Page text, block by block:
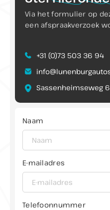
Direct contact
Contact
+31 (0)73 503 36 94
Adres
Sassenheimseweg 64
5258 HL Berlicum
Openingstijden
Ma t/m Vr:
08:00 - 17:00
Zaterdag:
09:00 - 12:00
Zondag:
Gesloten
Via het formulier op
een afspraakverzoek
+31 (0)73 503 36 94
Sassenheimseweg
Naam
E-mailadres
Telefoonnummer